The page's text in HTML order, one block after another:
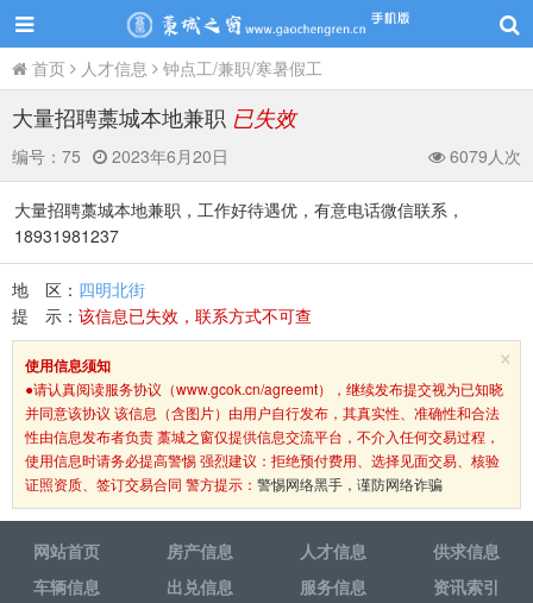
首页 人才信息 钟点工/兼职/寒暑假工
大量招聘藁城本地兼职 已失效
编号： 75 2023年6月20日 6079人次
大量招聘藁城本地兼职，工作好待遇优，有意电话微信联系，
18931981237
地 区： 四明北街
提 示： 该信息已失效，联系方式不可查
×
使用信息须知
●请认真阅读服务协议（www.gcok.cn/agreemt），继续发布提交视为已知晓
并同意该协议 该信息（含图片）由用户自行发布，其真实性、准确性和合法
性由信息发布者负责 藁城之窗仅提供信息交流平台，不介入任何交易过程，
使用信息时请务必提高警惕 强烈建议：拒绝预付费用、选择见面交易、核验
证照资质、签订交易合同 警方提示： 警惕网络黑手，谨防网络诈骗
网站首页 房产信息 人才信息
供求信息
车辆信息
出兑信息 服务信息
资讯索引